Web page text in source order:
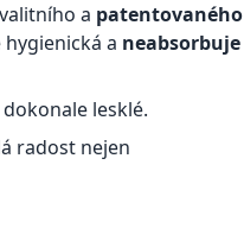
a patentovaného
a neabsorbuje
lesklé.
radost nejen